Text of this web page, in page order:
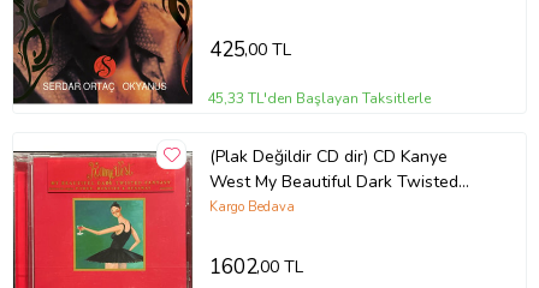
425,00 TL
45,33 TL'den Başlayan Taksitlerle
(Plak Değildir CD dir) CD Kanye
West My Beautiful Dark Twisted
Fantasy CD
Kargo Bedava
1602,00 TL